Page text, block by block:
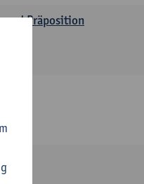
und Präposition